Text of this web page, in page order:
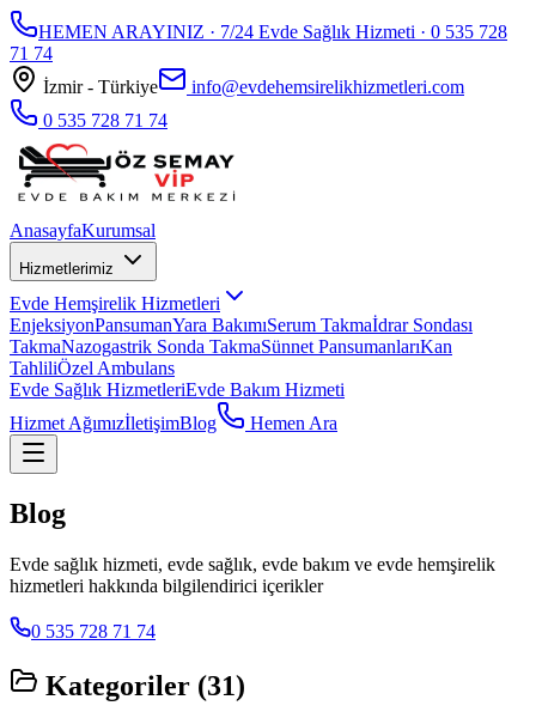
HEMEN ARAYINIZ · 7/24 Evde Sağlık Hizmeti · 0 535 728
71 74
İzmir - Türkiye
info@evdehemsirelikhizmetleri.com
0 535 728 71 74
AnasayfaKurumsal
Hizmetlerimiz
Evde Hemşirelik Hizmetleri
EnjeksiyonPansumanYara BakımıSerum Takmaİdrar Sondası
TakmaNazogastrik Sonda TakmaSünnet PansumanlarıKan
TahliliÖzel Ambulans
Evde Sağlık HizmetleriEvde Bakım Hizmeti
Hizmet AğımızİletişimBlog Hemen Ara
Blog
Evde sağlık hizmeti, evde sağlık, evde bakım ve evde hemşirelik
hizmetleri hakkında bilgilendirici içerikler
0 535 728 71 74
Kategoriler (31)